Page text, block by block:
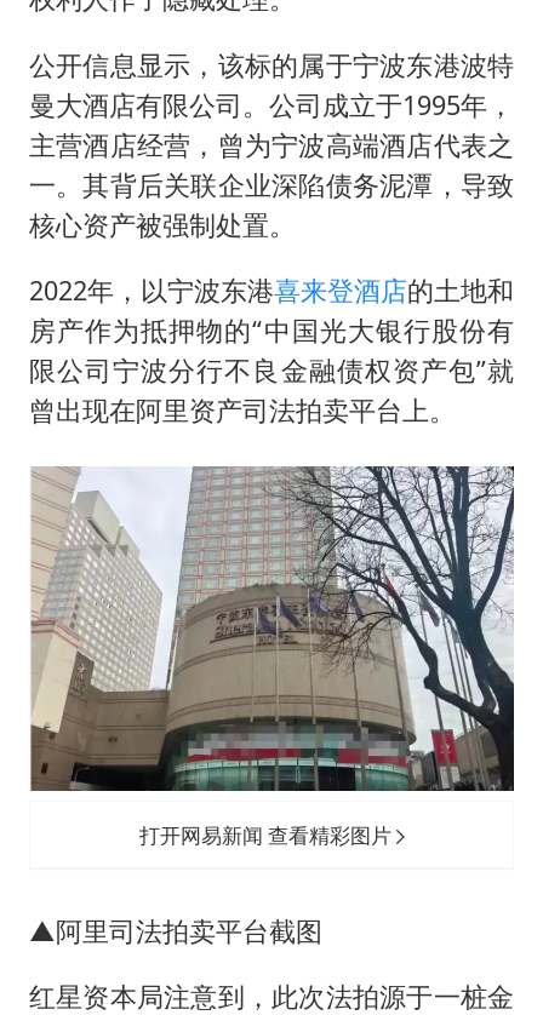
公开信息显示，该标的属于宁波东港波特
曼大酒店有限公司。公司成立于1995年，
主营酒店经营，曾为宁波高端酒店代表之
一。其背后关联企业深陷债务泥潭，导致
核心资产被强制处置。
2022年，以宁波东港喜来登酒店的土地和
房产作为抵押物的“中国光大银行股份有
限公司宁波分行不良金融债权资产包”就
曾出现在阿里资产司法拍卖平台上。
打开网易新闻 查看精彩图片
▲阿里司法拍卖平台截图
红星资本局注意到，此次法拍源于一桩金